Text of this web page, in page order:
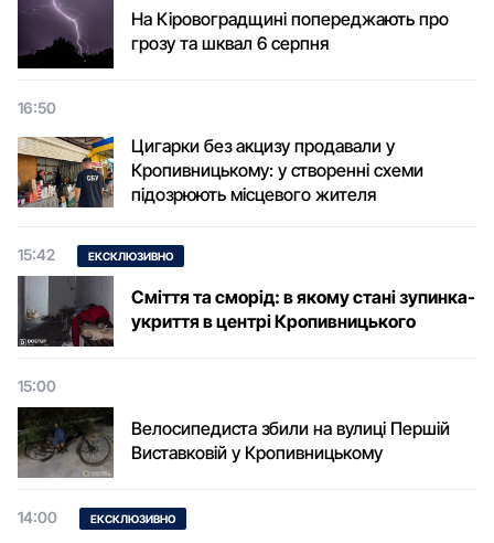
На Кіровоградщині попереджають про
грозу та шквал 6 серпня
16:50
Цигарки без акцизу продавали у
Кропивницькому: у створенні схеми
підозрюють місцевого жителя
15:42 ЕКСКЛЮЗИВНО
Сміття та сморід: в якому стані зупинка-
укриття в центрі Кропивницького
15:00
Велосипедиста збили на вулиці Першій
Виставковій у Кропивницькому
14:00 ЕКСКЛЮЗИВНО